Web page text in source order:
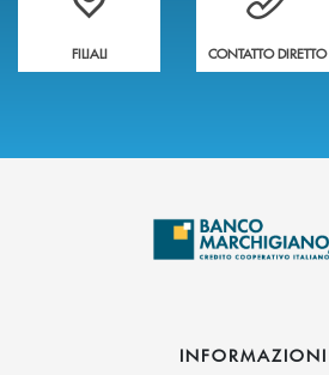
FILIALI CONTATTO DIRETTO
INFORMAZIONI